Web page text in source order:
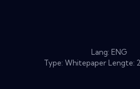
Lang: ENG
Type: Whitepaper Lengte: